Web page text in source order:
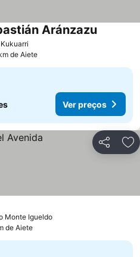
AránzazuVer
de Aiete
Ver preços
Partilhar
Monte IgueldoVer preços
de Aiete